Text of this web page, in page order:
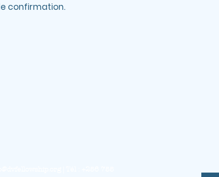
confirmation.